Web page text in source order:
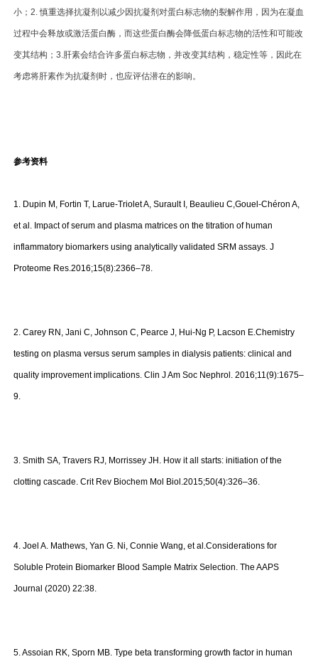
小；2. 慎重选择抗凝剂以减少因抗凝剂对蛋白标志物的裂解作用，因为在凝血
过程中会释放或激活蛋白酶，而这些蛋白酶会降低蛋白标志物的活性和可能改
变其结构；3.肝素会结合许多蛋白标志物，并改变其结构，稳定性等，因此在
考虑将肝素作为抗凝剂时，也应评估潜在的影响。
参考资料
1. Dupin M, Fortin T, Larue-Triolet A, Surault I, Beaulieu C,Gouel-Chéron A,
et al. Impact of serum and plasma matrices on the titration of human
inflammatory biomarkers using analytically validated SRM assays. J
Proteome Res.2016;15(8):2366–78.
2. Carey RN, Jani C, Johnson C, Pearce J, Hui-Ng P, Lacson E.Chemistry
testing on plasma versus serum samples in dialysis patients: clinical and
quality improvement implications. Clin J Am Soc Nephrol. 2016;11(9):1675–
9.
3. Smith SA, Travers RJ, Morrissey JH. How it all starts: initiation of the
clotting cascade. Crit Rev Biochem Mol Biol.2015;50(4):326–36.
4. Joel A. Mathews, Yan G. Ni, Connie Wang, et al.Considerations for
Soluble Protein Biomarker Blood Sample Matrix Selection. The AAPS
Journal (2020) 22:38.
5. Assoian RK, Sporn MB. Type beta transforming growth factor in human